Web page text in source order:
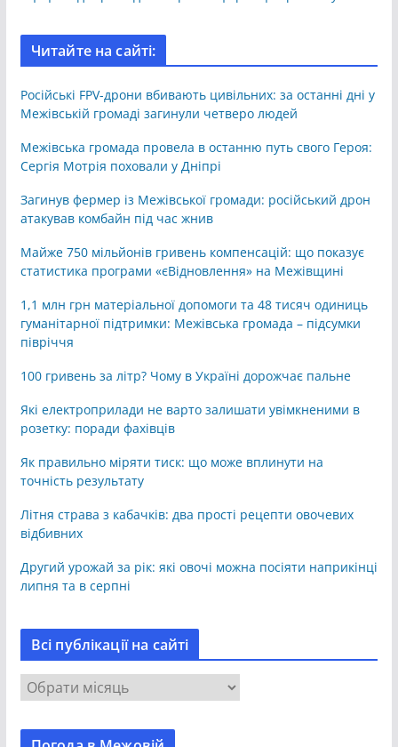
Читайте на сайті:
Російські FPV-дрони вбивають цивільних: за останні дні у
Межівській громаді загинули четверо людей
Межівська громада провела в останню путь свого Героя:
Сергія Мотрія поховали у Дніпрі
Загинув фермер із Межівської громади: російський дрон
атакував комбайн під час жнив
Майже 750 мільйонів гривень компенсацій: що показує
статистика програми «єВідновлення» на Межівщині
1,1 млн грн матеріальної допомоги та 48 тисяч одиниць
гуманітарної підтримки: Межівська громада – підсумки
півріччя
100 гривень за літр? Чому в Україні дорожчає пальне
Які електроприлади не варто залишати увімкненими в
розетку: поради фахівців
Як правильно міряти тиск: що може вплинути на
точність результату
Літня страва з кабачків: два прості рецепти овочевих
відбивних
Другий урожай за рік: які овочі можна посіяти наприкінці
липня та в серпні
Всі публікації на сайті
с
і